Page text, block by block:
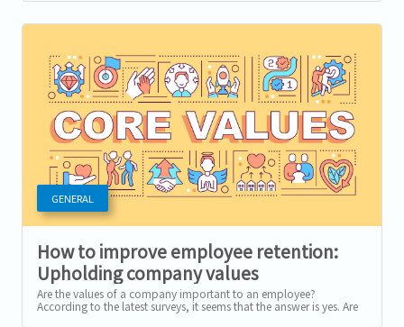
GENERAL
How to improve employee retention:
Upholding company values
Are the values of a company important to an employee?
According to the latest surveys, it seems that the answer is yes. Are
bosses good at...